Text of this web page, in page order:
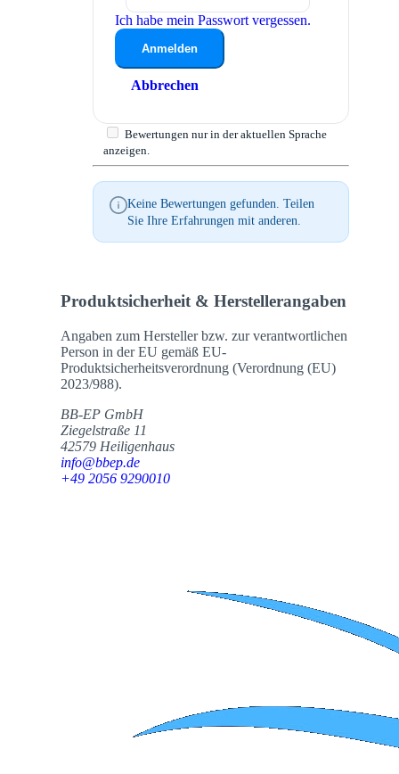
Ich habe mein Passwort vergessen.
Anmelden
Abbrechen
Bewertungen nur in der aktuellen Sprache
anzeigen.
Keine Bewertungen gefunden. Teilen
Sie Ihre Erfahrungen mit anderen.
Produktsicherheit & Herstellerangaben
Angaben zum Hersteller bzw. zur verantwortlichen
Person in der EU gemäß EU-
Produktsicherheitsverordnung (Verordnung (EU)
2023/988).
BB-EP GmbH
Ziegelstraße 11
42579 Heiligenhaus
info@bbep.de
+49 2056 9290010